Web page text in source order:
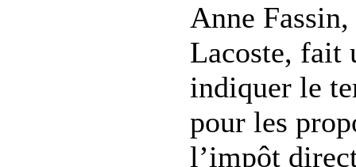
Anne
Lacoste, fait
indiquer le
pour les
l’impôt